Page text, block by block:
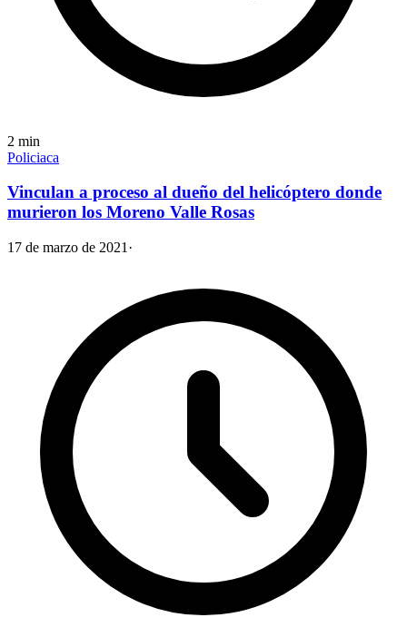
2 min
Policiaca
Vinculan a proceso al dueño del helicóptero donde
murieron los Moreno Valle Rosas
17 de marzo de 2021 ·